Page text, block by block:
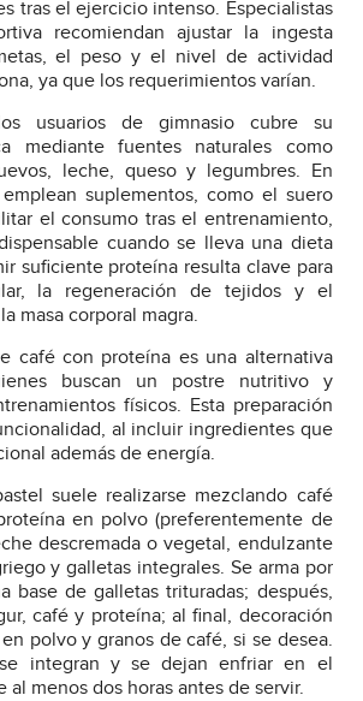
tras el ejercicio intenso. Especialistas
recomiendan ajustar la ingesta
el peso y el nivel de actividad
ya que los requerimientos varían.
usuarios de gimnasio cubre su
mediante fuentes naturales como
leche, queso y legumbres. En
suplementos, como el suero
el consumo tras el entrenamiento,
cuando se lleva una dieta
suficiente proteína resulta clave para
la regeneración de tejidos y el
masa corporal magra.
café con proteína es una alternativa
buscan un postre nutritivo y
físicos. Esta preparación
al incluir ingredientes que
además de energía.
suele realizarse mezclando café
en polvo (preferentemente de
descremada o vegetal, endulzante
y galletas integrales. Se arma por
base de galletas trituradas; después,
café y proteína; al final, decoración
polvo y granos de café, si se desea.
integran y se dejan enfriar en el
al menos dos horas antes de servir.